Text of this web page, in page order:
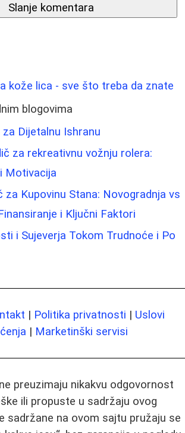
Slanje komentara
kože lica - sve što treba da znate
blogovima
Dijetalnu Ishranu
za rekreativnu vožnju rolera:
Motivacija
za Kupovinu Stana: Novogradnja vs
i Ključni Faktori
i Sujeverja Tokom Trudnoće i Po
| Politika privatnosti | Uslovi
| Marketinški servisi
preuzimaju nikakvu odgovornost
ili propuste u sadržaju ovog
sadržane na ovom sajtu pružaju se